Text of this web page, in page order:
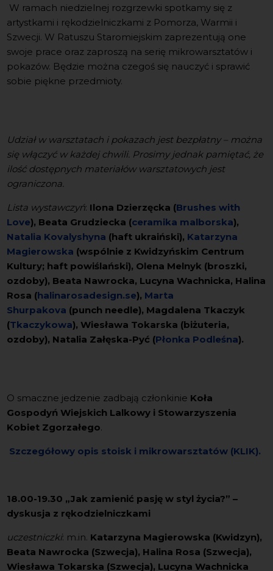
W ramach niedzielnej rozgrzewki spotkamy się z
artystkami i rękodzielniczkami z Pomorza, Warmii i
Szwecji. W Ratuszu Staromiejskim zaprezentują one
swoje prace oraz zaproszą na serię mikrowarsztatów i
pokazów. Będzie można czegoś się nauczyć i sprawić
sobie piękne przedmioty.
Udział w warsztatach i pokazach jest bezpłatny – można
się włączyć w każdej chwili. Prosimy jednak pamiętać, że
ilość dostępnych materiałów warsztatowych jest
ograniczona.
Lista wystawczyń: Ilona Dzierzęcka (Brushes with
Love), Beata Grudziecka (ceramika malborska),
Natalia Kovalyshyna (haft ukraiński), Katarzyna
Magierowska (wspólnie z Kwidzyńskim Centrum
Kultury; haft powiślański), Olena Melnyk (broszki,
ozdoby), Beata Nawrocka, Lucyna Wachnicka, Halina
Rosa (halinarosadesign.se), Marta
Shurpakova (punch needle), Magdalena Tkaczyk
(Tkaczykowa), Wiesława Tokarska (biżuteria,
ozdoby), Natalia Załęska-Pyć (Płonka Podleśna).
O smaczne jedzenie zadbają członkinie Koła
Gospodyń Wiejskich Lalkowy i Stowarzyszenia
Kobiet Zgorzałego.
Szczegółowy opis stoisk i mikrowarsztatów (KLIK).
18.00-19.30 „Jak zamienić pasję w styl życia?” –
dyskusja z rękodzielniczkami
uczestniczki: m.in. Katarzyna Magierowska (Kwidzyn),
Beata Nawrocka (Szwecja), Halina Rosa (Szwecja),
Wiesława Tokarska (Szwecja), Lucyna Wachnicka